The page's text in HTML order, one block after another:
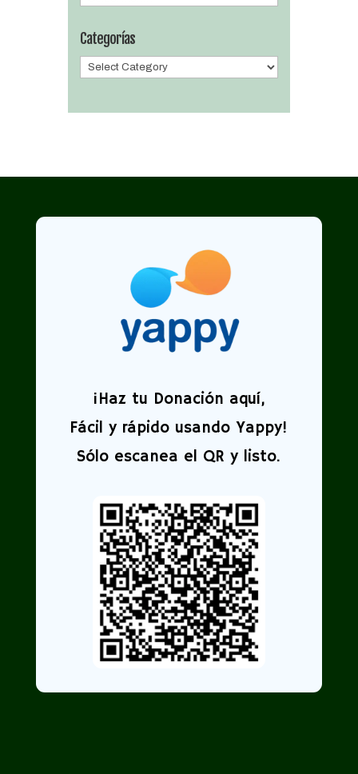
Categorías
Categorías
¡Haz tu Donación aquí,
Fácil y rápido usando Yappy!
Sólo escanea el QR y listo.